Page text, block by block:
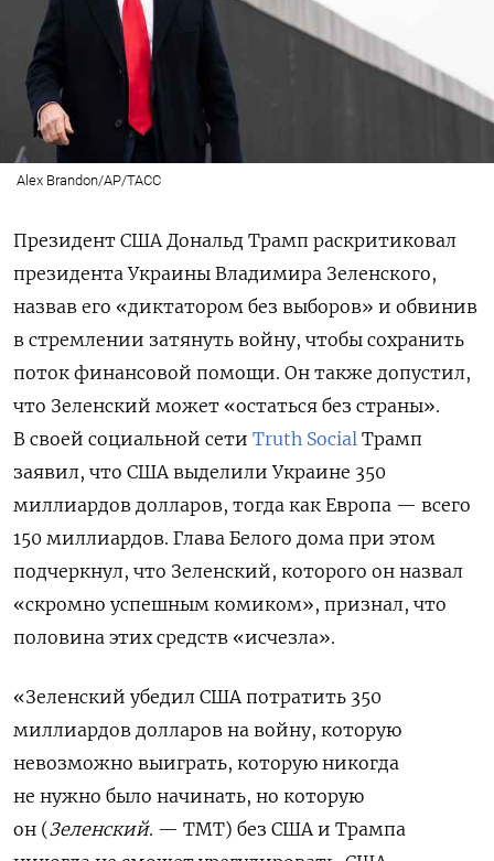
Alex Brandon/AP/ТАСС
Президент США Дональд Трамп раскритиковал
президента Украины Владимира Зеленского,
назвав его «диктатором без выборов» и обвинив
в стремлении затянуть войну, чтобы сохранить
поток финансовой помощи. Он также допустил,
что Зеленский может «остаться без страны».
В своей социальной сети Truth Social Трамп
заявил, что США выделили Украине 350
миллиардов долларов, тогда как Европа — всего
150 миллиардов. Глава Белого дома при этом
подчеркнул, что Зеленский, которого он назвал
«скромно успешным комиком», признал, что
половина этих средств «исчезла».
«Зеленский убедил США потратить 350
миллиардов долларов на войну, которую
невозможно выиграть, которую никогда
не нужно было начинать, но которую
он (Зеленский. — TMT) без США и Трампа